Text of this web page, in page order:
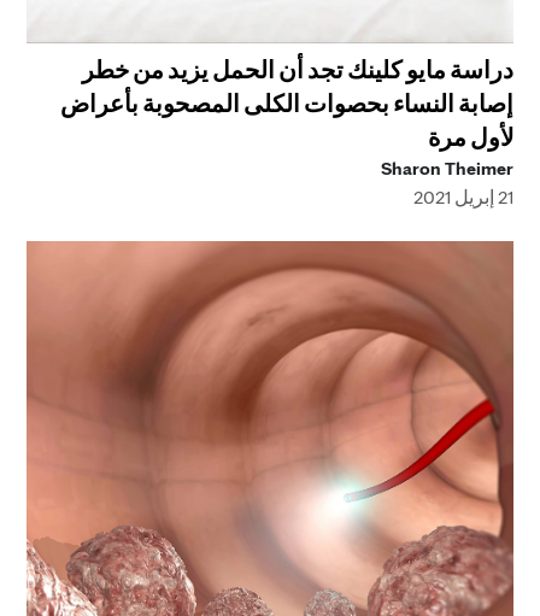
دراسة مايو كلينك تجد أن الحمل يزيد من خطر
إصابة النساء بحصوات الكلى المصحوبة بأعراض
لأول مرة
Sharon Theimer
21 إبريل 2021